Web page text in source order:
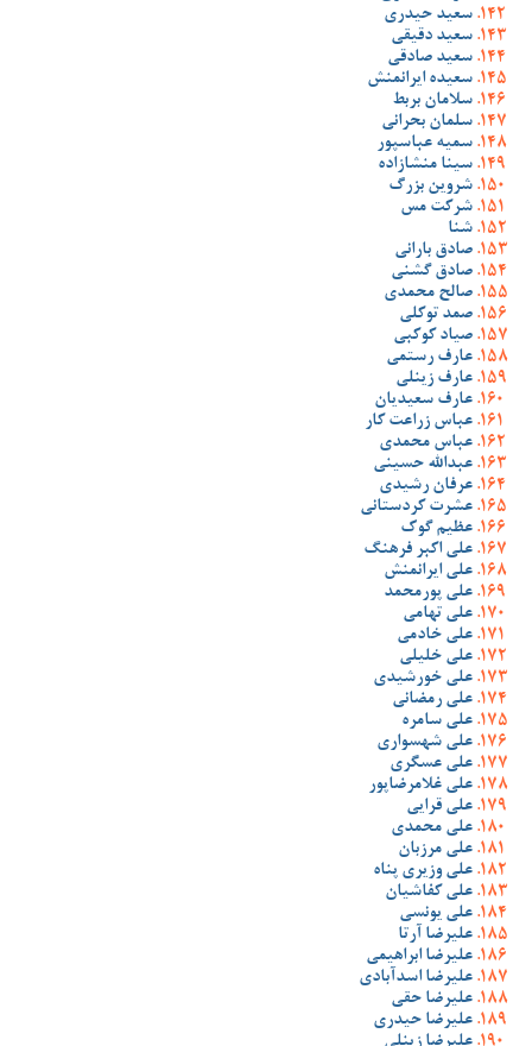
سعید حیدری
سعید دقیقی
سعید صادقی
سعیده ایرانمنش
سلامان بربط
سلمان بحرانی
سمیه عباسپور
سینا منشازاده
شروین بزرگ
شرکت مس
شنا
صادق بارانی
صادق گشنی
صالح محمدی
صمد توکلی
صیاد کوکبی
عارف رستمی
عارف زینلی
عارف سعیدیان
عباس زراعت کار
عباس محمدی
عبدالله حسینی
عرفان رشیدی
عشرت کردستانی
عظیم گوک
علی اکبر فرهنگ
علی ایرانمنش
علی پورمحمد
علی تهامی
علی خادمی
علی خلیلی
علی خورشیدی
علی رمضانی
علی سامره
علی شهسواری
علی عسگری
علی غلامرضاپور
علی قرایی
علی محمدی
علی مرزبان
علی وزیری پناه
علی کفاشیان
علی یونسی
علیرضا آرتا
علیرضا ابراهیمی
علیرضا اسدآبادی
علیرضا حقی
علیرضا حیدری